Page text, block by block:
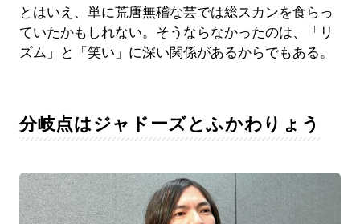
とはいえ、単に荒唐無稽な芸では総スカンを食らっ
ていたかもしれない。そうならなかったのは、「リ
ズム」と「笑い」に深い関係があるからでもある。
分岐点はジャドーズとふかわりょう